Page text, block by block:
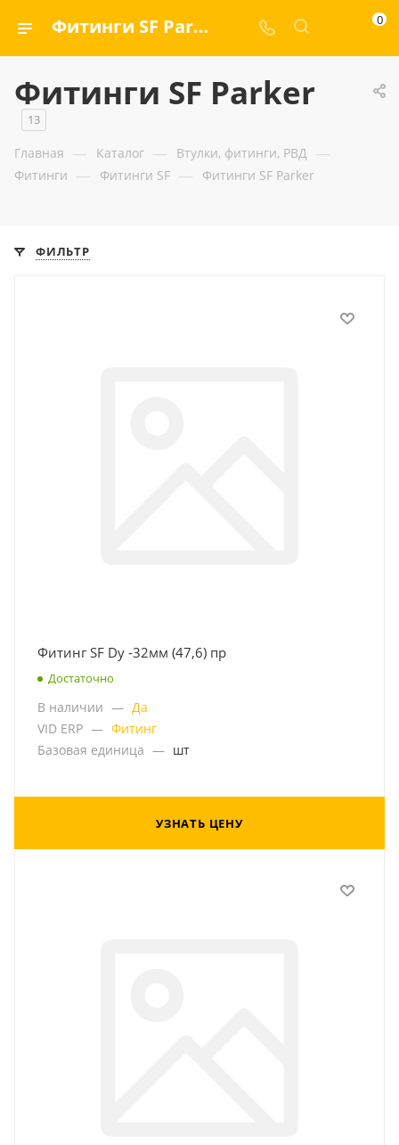
Фитинги SF Parker — ООО «ГИДРАМАКС» 0
Фитинги SF Parker
13
Главная — Каталог — Втулки, фитинги, РВД —
Фитинги — Фитинги SF — Фитинги SF Parker
ФИЛЬТР
Фитинг SF Dy -32мм (47,6) пр
Достаточно
В наличии — Да
VID ERP — Фитинг
Базовая единица — шт
УЗНАТЬ ЦЕНУ